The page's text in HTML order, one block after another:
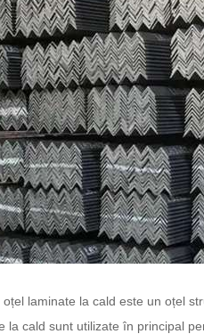
oțel laminate la cald este un oțel
la cald sunt utilizate în principal